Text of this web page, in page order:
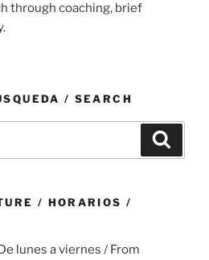
through coaching, brief
/ SEARCH
/ HORARIOS /
lunes a viernes / From